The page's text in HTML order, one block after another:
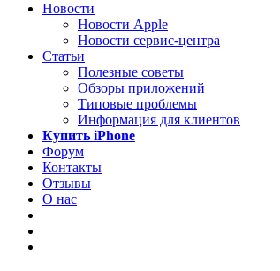
Новости
Новости Apple
Новости сервис-центра
Статьи
Полезные советы
Обзоры приложений
Типовые проблемы
Информация для клиентов
Купить iPhone
Форум
Контакты
Отзывы
О нас